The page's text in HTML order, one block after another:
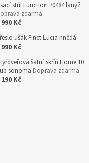
stůl Function 70484 lanýž
zdarma
Kč
ušák Finet Lucia hnědá
990 Kč
šatní skříň Home 10
sonoma Doprava zdarma
190 Kč